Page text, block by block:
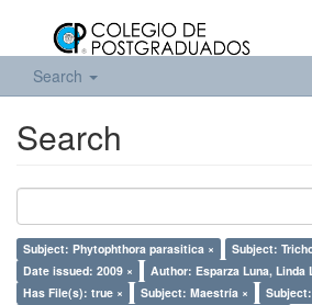
Search
Search
Subject: Phytophthora parasitica ×
Subject:
Date issued: 2009 ×
Author: Esparza Luna, Linda
Has File(s): true ×
Subject: Maestría ×